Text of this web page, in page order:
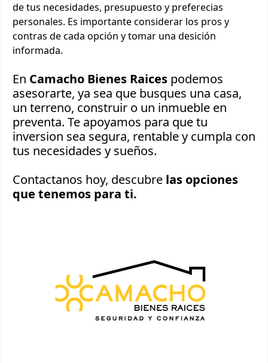
de tus necesidades, presupuesto y preferecias
personales. Es importante considerar los pros y
contras de cada opción y tomar una desición
informada.
En Camacho Bienes Raices podemos
asesorarte, ya sea que busques una casa,
un terreno, construir o un inmueble en
preventa. Te apoyamos para que tu
inversion sea segura, rentable y cumpla con
tus necesidades y sueños.
Contactanos hoy, descubre las opciones
que tenemos para ti.